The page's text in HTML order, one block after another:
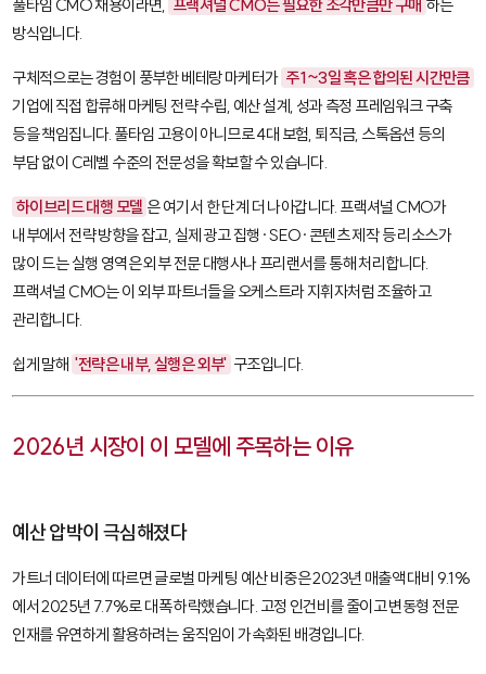
풀타임 CMO 채용이라면, 프랙셔널 CMO는 필요한 조각만큼만 구매 하는
방식입니다.
구체적으로는 경험이 풍부한 베테랑 마케터가 주 1~3일 혹은 합의된 시간만큼
기업에 직접 합류해 마케팅 전략 수립, 예산 설계, 성과 측정 프레임워크 구축
등을 책임집니다. 풀타임 고용이 아니므로 4대 보험, 퇴직금, 스톡옵션 등의
부담 없이 C레벨 수준의 전문성을 확보할 수 있습니다.
하이브리드 대행 모델 은 여기서 한 단계 더 나아갑니다. 프랙셔널 CMO가
내부에서 전략 방향을 잡고, 실제 광고 집행·SEO·콘텐츠 제작 등 리소스가
많이 드는 실행 영역은 외부 전문 대행사나 프리랜서를 통해 처리합니다.
프랙셔널 CMO는 이 외부 파트너들을 오케스트라 지휘자처럼 조율하고
관리합니다.
쉽게 말해 '전략은 내부, 실행은 외부' 구조입니다.
2026년 시장이 이 모델에 주목하는 이유
예산 압박이 극심해졌다
가트너 데이터에 따르면 글로벌 마케팅 예산 비중은 2023년 매출액 대비 9.1%
에서 2025년 7.7%로 대폭 하락했습니다. 고정 인건비를 줄이고 변동형 전문
인재를 유연하게 활용하려는 움직임이 가속화된 배경입니다.